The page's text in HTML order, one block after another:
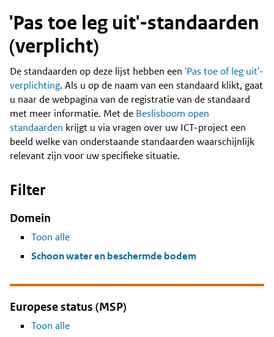
'Pas toe leg uit'-standaarden
(verplicht)
Content
De standaarden op deze lijst hebben een 'Pas toe of leg uit'-
verplichting. Als u op de naam van een standaard klikt, gaat
u naar de webpagina van de registratie van de standaard
met meer informatie. Met de Beslisboom open
standaarden krijgt u via vragen over uw ICT-project een
beeld welke van onderstaande standaarden waarschijnlijk
relevant zijn voor uw specifieke situatie.
Filter
Domein
Toon alle
Schoon water en beschermde bodem
Europese status (MSP)
Toon alle